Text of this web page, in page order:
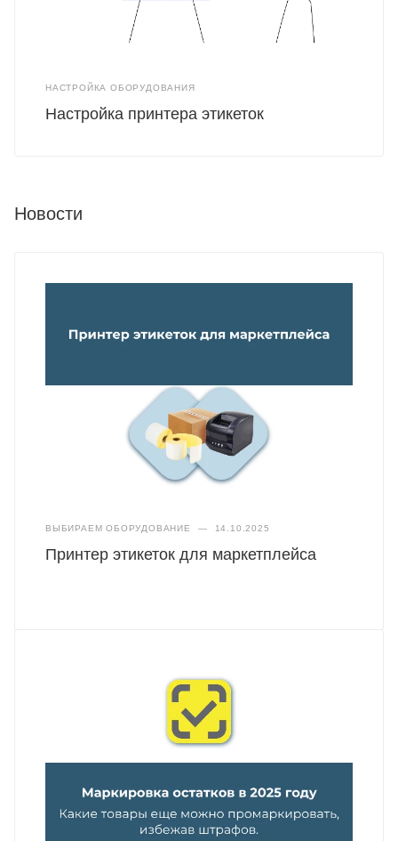
НАСТРОЙКА ОБОРУДОВАНИЯ
Настройка принтера этикеток
Новости
ВЫБИРАЕМ ОБОРУДОВАНИЕ — 14.10.2025
Принтер этикеток для маркетплейса